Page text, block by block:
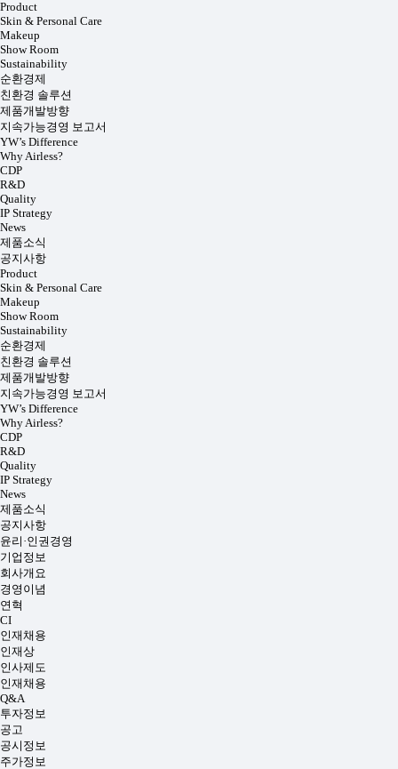
Product
Skin & Personal Care
Makeup
Show Room
Sustainability
순환경제
친환경 솔루션
제품개발방향
지속가능경영 보고서
YW’s Difference
Why Airless?
CDP
R&D
Quality
IP Strategy
News
제품소식
공지사항
Product
Skin & Personal Care
Makeup
Show Room
Sustainability
순환경제
친환경 솔루션
제품개발방향
지속가능경영 보고서
YW’s Difference
Why Airless?
CDP
R&D
Quality
IP Strategy
News
제품소식
공지사항
윤리·인권경영
기업정보
회사개요
경영이념
연혁
CI
인재채용
인재상
인사제도
인재채용
Q&A
투자정보
공고
공시정보
주가정보